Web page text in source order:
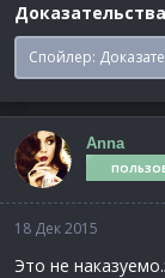
Спойлер:
Anna
18 Дек 2015
Это не